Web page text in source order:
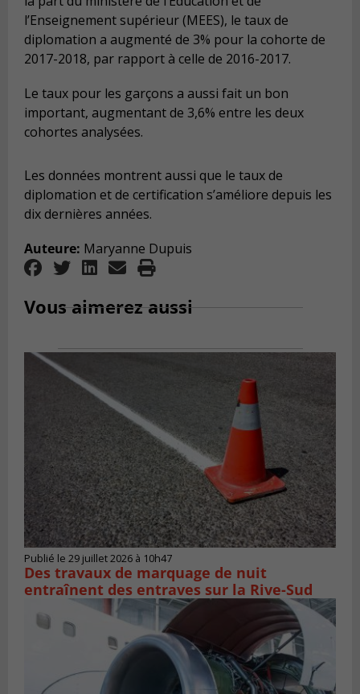
l’Enseignement supérieur (MEES), le taux de
diplomation a augmenté de 3% pour la cohorte de
2017-2018, par rapport à celle de 2016-2017.
Le taux pour les garçons a aussi fait un bon
important, augmentant de 3,6% entre les deux
cohortes analysées.
Les données montrent aussi que le taux de
diplomation et de certification s’améliore depuis les
dix dernières années.
Auteure: Maryanne Dupuis
Vous aimerez aussi
Publié le 29 juillet 2026 à 10h47
Des travaux de marquage de nuit
entraînent des entraves sur la Rive-Sud